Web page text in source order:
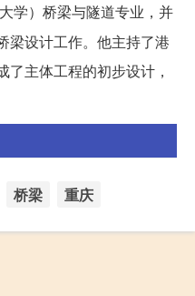
学）桥梁与隧道专业，并
梁设计工作。他主持了港
主体工程的初步设计，
桥梁 重庆